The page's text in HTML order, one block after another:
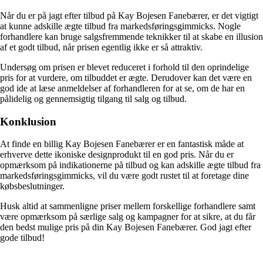
Når du er på jagt efter tilbud på Kay Bojesen Fanebærer, er det vigtigt
at kunne adskille ægte tilbud fra markedsføringsgimmicks. Nogle
forhandlere kan bruge salgsfremmende teknikker til at skabe en illusion
af et godt tilbud, når prisen egentlig ikke er så attraktiv.
Undersøg om prisen er blevet reduceret i forhold til den oprindelige
pris for at vurdere, om tilbuddet er ægte. Derudover kan det være en
god ide at læse anmeldelser af forhandleren for at se, om de har en
pålidelig og gennemsigtig tilgang til salg og tilbud.
Konklusion
At finde en billig Kay Bojesen Fanebærer er en fantastisk måde at
erhverve dette ikoniske designprodukt til en god pris. Når du er
opmærksom på indikationerne på tilbud og kan adskille ægte tilbud fra
markedsføringsgimmicks, vil du være godt rustet til at foretage dine
købsbeslutninger.
Husk altid at sammenligne priser mellem forskellige forhandlere samt
være opmærksom på særlige salg og kampagner for at sikre, at du får
den bedst mulige pris på din Kay Bojesen Fanebærer. God jagt efter
gode tilbud!